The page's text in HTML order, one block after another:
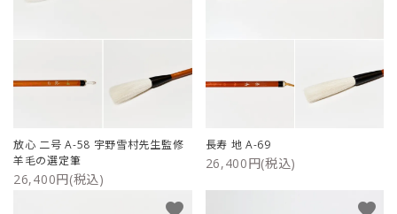
放心 二号 A-58 宇野雪村先生監修
羊毛の選定筆
26,400円(税込)
長寿 地 A-69
26,400円(税込)
favorite favorite